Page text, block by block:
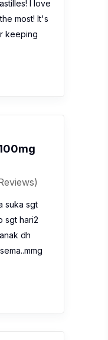
I love
most! It's
keeping
suka sgt
sgt hari2
dh